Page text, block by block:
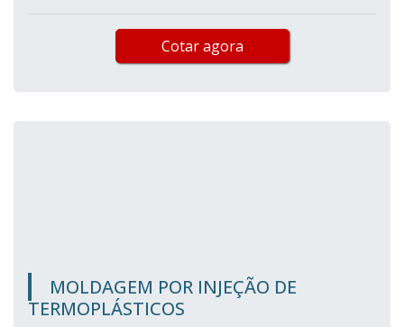
Cotar agora
MOLDAGEM POR INJEÇÃO DE
TERMOPLÁSTICOS